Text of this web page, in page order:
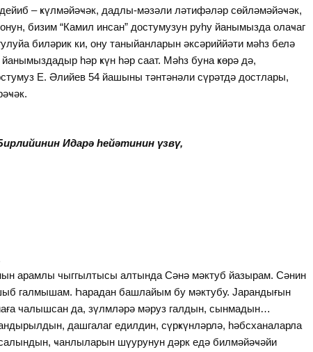
– ҝүлмәйәҹәк, дадлы-мәзәли ләтифәләр сөйләмәйәҹәк,
бизим “Камил инсан” достумузун руһу йанымызда олаҹаг
биләрик ки, ону таныйанларын әксәриййәти мәһз белә
һәр ҝүн һәр саат. Мәһз буна ҝөрә дә,
Е. Әлийев 54 йашыны тәнтәнәли сүрәтдә достлары,
Идарә һейәтинин үзвү,
арамлы чыггылтысы алтында Сәнә мәктуб йазырам. Сәнин
галмышам. Һарадан башлайым бу мәктубу. Јарандығын
чалышсан да, зүлмләрә мәруз галдын, сынмадын…
дашгалаг едилдин, сүрҝүнләрлә, һәбсханаларла
ҹанлыларын шүурунун дәрк едә билмәйәҹәйи